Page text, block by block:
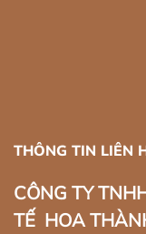
THÔNG TIN LIÊN
CÔNG TY
TẾ HOA